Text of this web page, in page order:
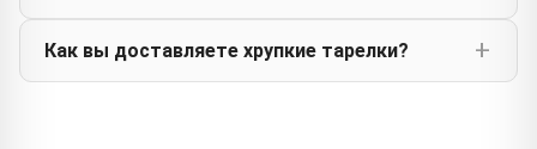
Как вы доставляете хрупкие тарелки?